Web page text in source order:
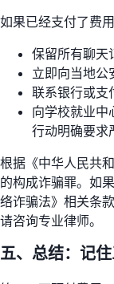
如果已经支付了费
保留所有聊天
立即向当地公
联系银行或支
向学校就业中
行动明确要求
根据《中华人民共
的构成诈骗罪。如
络诈骗法》相关条
请咨询专业律师。
五、总结：记